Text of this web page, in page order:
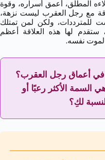
المطلق، أعمق أسراره، وقوة
مع رجل العقرب ليست نزهة،
ولكن لمن تمتلك
ستقدم لها هذه العلاقة أعظم
نفسه.
أعماق رجل العقرب؟
السمة الأكثر رعبًا أو
لكِ؟